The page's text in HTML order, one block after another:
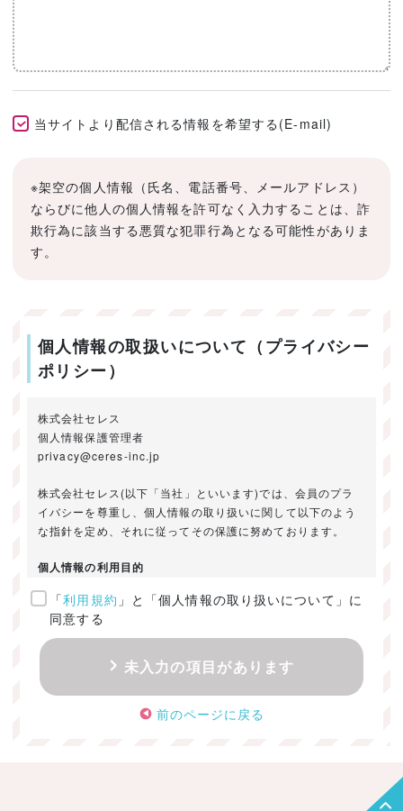
当サイトより配信される情報を希望する(E-mail)
※架空の個人情報（氏名、電話番号、メールアドレス）
ならびに他人の個人情報を許可なく入力することは、詐
欺行為に該当する悪質な犯罪行為となる可能性がありま
す。
個人情報の取扱いについて（プライバシー
ポリシー）
株式会社セレス
個人情報保護管理者
privacy@ceres-inc.jp
株式会社セレス(以下「当社」といいます)では、会員のプラ
イバシーを尊重し、個人情報の取り扱いに関して以下のよう
な指針を定め、それに従ってその保護に努めております。
個人情報の利用目的
ご提供いただきました個人情報は、以下のためにのみ利用い
たします。
・お問い合わせに対する回答及び資料送付のご連絡
・当社のお客様向けサービスの提供
・本人確認
・サービスの開発・改善のための分析
「利用規約 」と「個人情報の取り扱いについて」に
同意する
未入力の項目があります
前のページに戻る